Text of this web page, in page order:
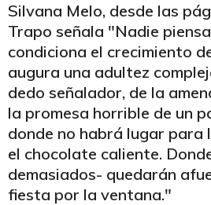
Silvana Melo, desde las
Trapo señala "Nadie
condiciona el crecimiento
augura una adultez
dedo señalador, de la
la promesa horrible de un
donde no habrá lugar para
el chocolate caliente.
demasiados- quedarán
fiesta por la ventana."